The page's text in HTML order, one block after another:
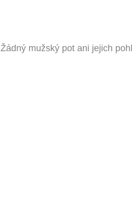
Žádný mužský pot ani jejich